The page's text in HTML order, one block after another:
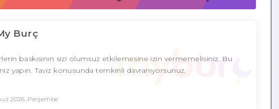
Burç
baskısının sizi olumsuz etkilemesine izin vermemelisiniz. Bu
yapın. Taviz konusunda temkinli davranıyorsunuz.
2026, Perşembe